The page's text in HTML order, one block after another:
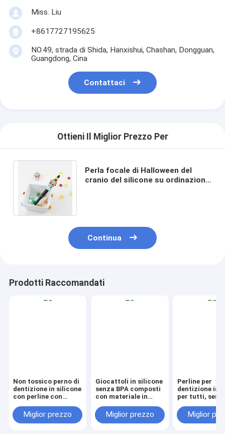
Miss. Liu
+8617727195625
NO.49, strada di Shida, Hanxishui, Chashan, Dongguan,
Guangdong, Cina
Contattaci
Ottieni Il Miglior Prezzo Per
Perla focale di Halloween del
cranio del silicone su ordinazione
Continua
Prodotti Raccomandati
Non tossico perno di
dentizione in silicone
con perline con
perfetto per perline
in silicone 3D uova di
Miglior prezzo
Giocattoli in silicone
senza BPA composti
con materiale in
100% che offrono
un'esperienza sicura
Miglior prezzo
Perline per
dentizione in
per tutti,
da dentizione
resistente e
Miglior